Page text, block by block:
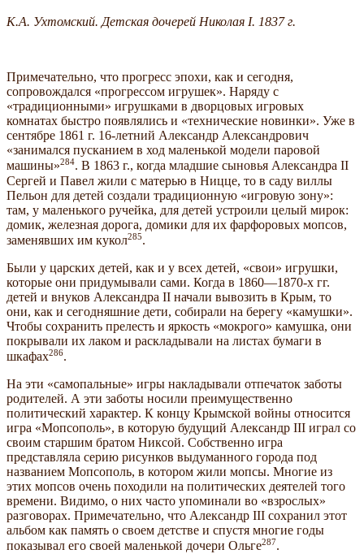
К.А. Ухтомский. Детская дочерей Николая I. 1837 г.
Примечательно, что прогресс эпохи, как и сегодня,
сопровождался «прогрессом игрушек». Наряду с
«традиционными» игрушками в дворцовых игровых
комнатах быстро появлялись и «технические новинки». Уже в
сентябре 1861 г. 16-летний Александр Александрович
«занимался пусканием в ход маленькой модели паровой
машины»284. В 1863 г., когда младшие сыновья Александра II
Сергей и Павел жили с матерью в Ницце, то в саду виллы
Пельон для детей создали традиционную «игровую зону»:
там, у маленького ручейка, для детей устроили целый мирок:
домик, железная дорога, домики для их фарфоровых мопсов,
заменявших им кукол285.
Были у царских детей, как и у всех детей, «свои» игрушки,
которые они придумывали сами. Когда в 1860—1870-х гг.
детей и внуков Александра II начали вывозить в Крым, то
они, как и сегодняшние дети, собирали на берегу «камушки».
Чтобы сохранить прелесть и яркость «мокрого» камушка, они
покрывали их лаком и раскладывали на листах бумаги в
шкафах286.
На эти «самопальные» игры накладывали отпечаток заботы
родителей. А эти заботы носили преимущественно
политический характер. К концу Крымской войны относится
игра «Мопсополь», в которую будущий Александр III играл со
своим старшим братом Никсой. Собственно игра
представляла серию рисунков выдуманного города под
названием Мопсополь, в котором жили мопсы. Многие из
этих мопсов очень походили на политических деятелей того
времени. Видимо, о них часто упоминали во «взрослых»
разговорах. Примечательно, что Александр III сохранил этот
альбом как память о своем детстве и спустя многие годы
показывал его своей маленькой дочери Ольге287.